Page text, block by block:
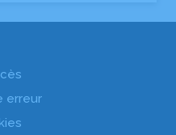
erreur